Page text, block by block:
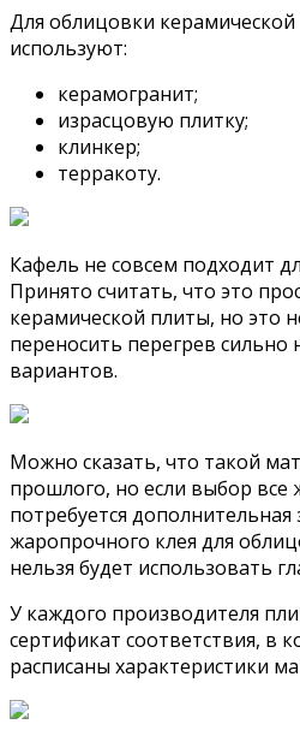
Для облицовки
используют:
керамогранит;
израсцовую плитку;
клинкер;
терракоту.
Кафель не совсем подходит
Принято считать, что это
керамической плиты, но это
переносить перегрев сильно
вариантов.
Можно сказать, что такой
прошлого, но если выбор все
потребуется
жаропрочного клея для
нельзя будет использовать
У каждого производителя
сертификат соответствия, в
расписаны характеристики